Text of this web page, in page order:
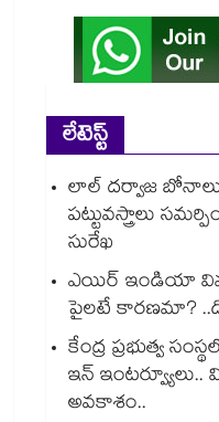
లేటెస్ట్
లాల్ దర్వాజ
పట్టువస్త్రాలు
సురేఖ
ఎయిర్ ఇండియా
పైలటే కారణమా?
కేంద్ర ప్రభుత్వ
ఇన్ ఇంటర్వ్యూలు..
అవకాశం..